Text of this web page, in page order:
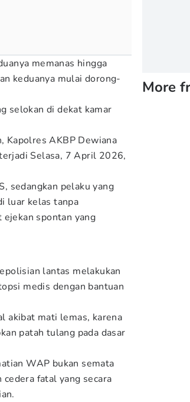
memanas hingga
keduanya mulai dorong-
selokan di dekat kamar
Kapolres AKBP Dewiana
Selasa, 7 April 2026,
sedangkan pelaku yang
luar kelas tanpa
spontan yang
lantas melakukan
medis dengan bantuan
akibat mati lemas, karena
patah tulang pada dasar
WAP bukan semata
fatal yang secara
More